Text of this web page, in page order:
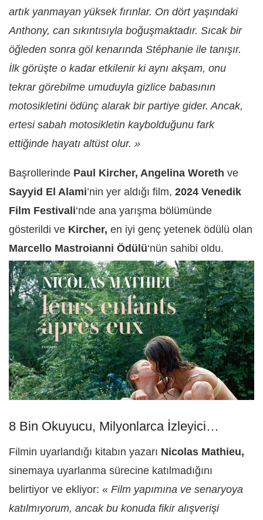
artık yanmayan yüksek fırınlar. On dört yaşındaki
Anthony, can sıkıntısıyla boğuşmaktadır. Sıcak bir
öğleden sonra göl kenarında Stéphanie ile tanışır.
İlk görüşte o kadar etkilenir ki aynı akşam, onu
tekrar görebilme umuduyla gizlice babasının
motosikletini ödünç alarak bir partiye gider. Ancak,
ertesi sabah motosikletin kaybolduğunu fark
ettiğinde hayatı altüst olur. »
Başrollerinde Paul Kircher, Angelina Woreth ve
Sayyid El Alami’nin yer aldığı film, 2024 Venedik
Film Festivali‘nde ana yarışma bölümünde
gösterildi ve Kircher, en iyi genç yetenek ödülü olan
Marcello Mastroianni Ödülü‘nün sahibi oldu.
8 Bin Okuyucu, Milyonlarca İzleyici…
Filmin uyarlandığı kitabın yazarı Nicolas Mathieu,
sinemaya uyarlanma sürecine katılmadığını
belirtiyor ve ekliyor: « Film yapımına ve senaryoya
katılmıyorum, ancak bu konuda fikir alışverişi